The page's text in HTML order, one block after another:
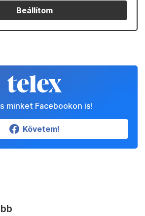
Beállítom
minket Facebookon is!
Követem!